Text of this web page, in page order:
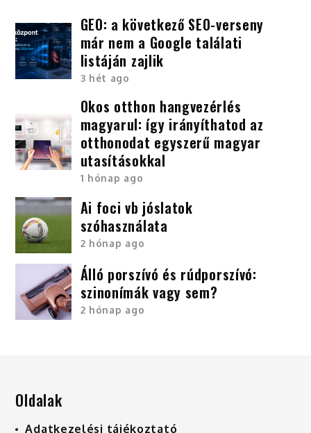
GEO: a következő SEO-verseny
már nem a Google találati
listáján zajlik
3 hét ago
Okos otthon hangvezérlés
magyarul: így irányíthatod az
otthonodat egyszerű magyar
utasításokkal
1 hónap ago
Ai foci vb jóslatok
szóhasználata
2 hónap ago
Álló porszívó és rúdporszívó:
szinonímák vagy sem?
2 hónap ago
Oldalak
Adatkezelési tájékoztató